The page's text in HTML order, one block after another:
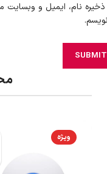
ذخیره نام، ایمیل و وبسایت
ویژه